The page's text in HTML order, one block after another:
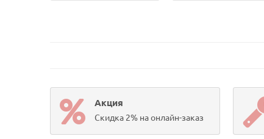
Акция
Скидка 2% на онлайн-заказ